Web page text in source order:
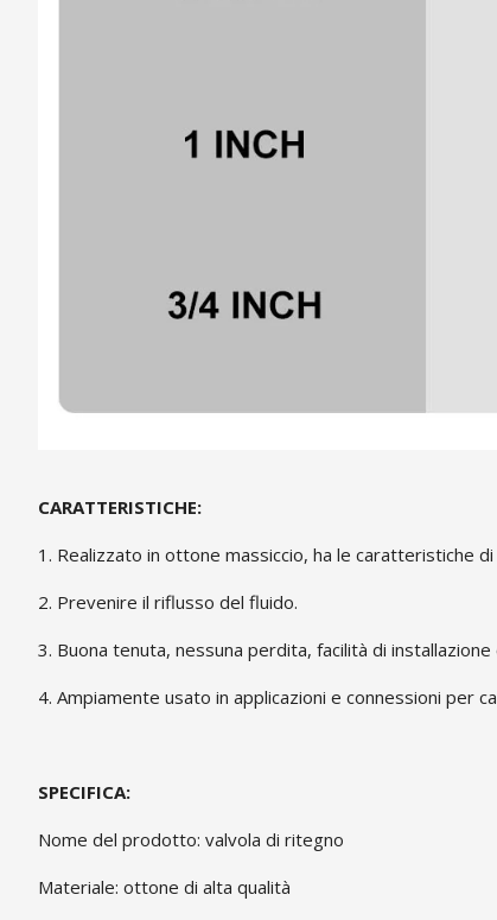
CARATTERISTICHE:
1. Realizzato in ottone massiccio, ha le caratteristiche
2. Prevenire il riflusso del fluido.
3. Buona tenuta, nessuna perdita, facilità di
4. Ampiamente usato in applicazioni e connessioni
SPECIFICA:
Nome del prodotto: valvola di ritegno
Materiale: ottone di alta qualità